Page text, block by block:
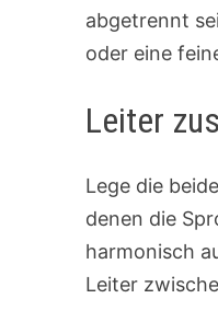
abgetrennt
oder eine
Leiter
Lege die
denen die
harmonisch
Leiter